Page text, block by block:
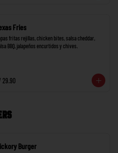
Fries
fritas rejillas, chicken bites, salsa cheddar,
BBQ, jalapeños encurtidos y chives.
29.90
Burger